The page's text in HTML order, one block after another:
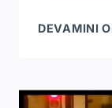
DEVAMINI